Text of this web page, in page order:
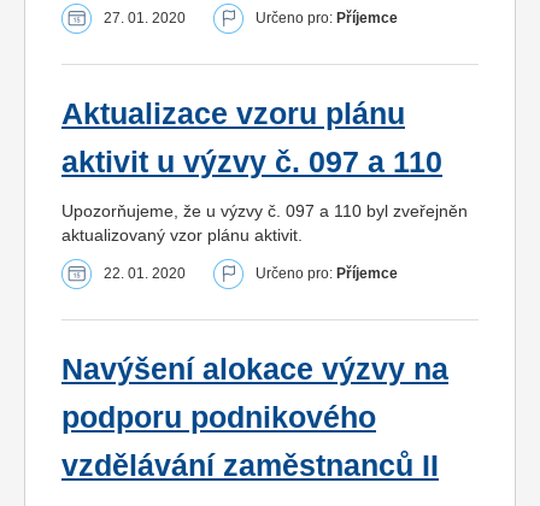
27. 01. 2020 Určeno pro: Příjemce
Aktualizace vzoru plánu
aktivit u výzvy č. 097 a 110
Upozorňujeme, že u výzvy č. 097 a 110 byl zveřejněn
aktualizovaný vzor plánu aktivit.
22. 01. 2020 Určeno pro: Příjemce
Navýšení alokace výzvy na
podporu podnikového
vzdělávání zaměstnanců II